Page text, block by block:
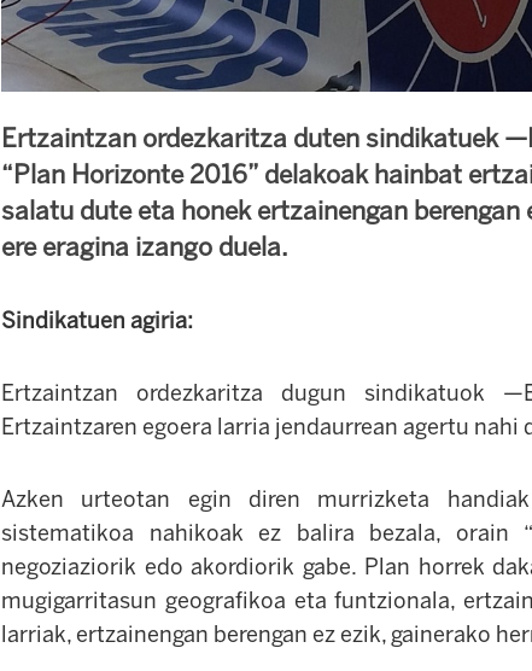
Ertzaintzan ordezkaritza duten sindikatuek
“Plan Horizonte 2016” delakoak hainbat
salatu dute eta honek ertzainengan
ere eragina izango duela.
Sindikatuen agiria:
Ertzaintzan ordezkaritza dugun sindikatuok
Ertzaintzaren egoera larria jendaurrean agertu
Azken urteotan egin diren murrizketa
sistematikoa nahikoak ez balira bezala, orain
negoziaziorik edo akordiorik gabe. Plan horrek
mugigarritasun geografikoa eta funtzionala,
larriak, ertzainengan berengan ez ezik, gainerako